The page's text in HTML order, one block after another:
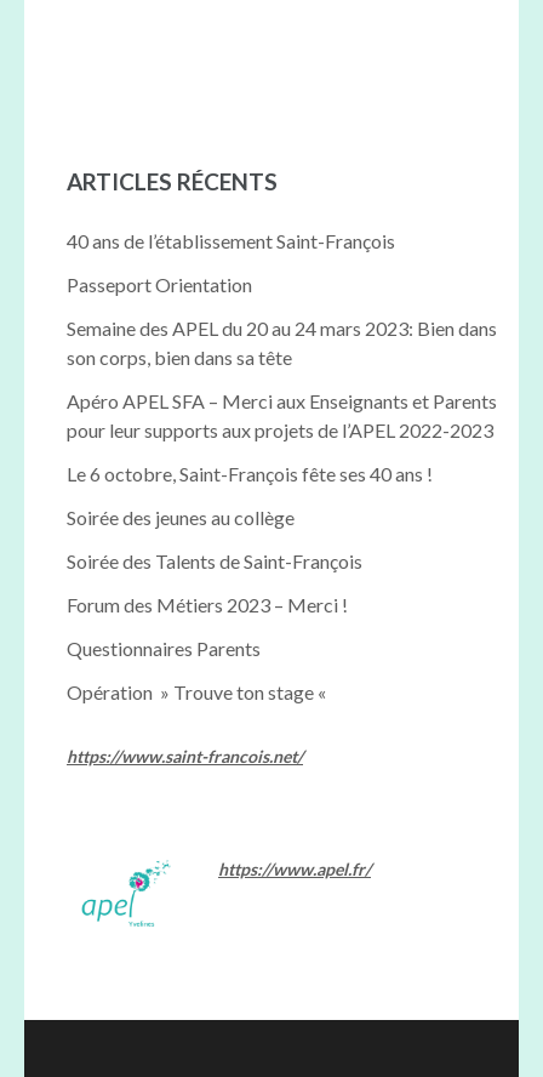
ARTICLES RÉCENTS
40 ans de l’établissement Saint-François
Passeport Orientation
Semaine des APEL du 20 au 24 mars 2023: Bien dans
son corps, bien dans sa tête
Apéro APEL SFA – Merci aux Enseignants et Parents
pour leur supports aux projets de l’APEL 2022-2023
Le 6 octobre, Saint-François fête ses 40 ans !
Soirée des jeunes au collège
Soirée des Talents de Saint-François
Forum des Métiers 2023 – Merci !
Questionnaires Parents
Opération » Trouve ton stage «
https://www.saint-francois.net/
https://www.apel.fr/